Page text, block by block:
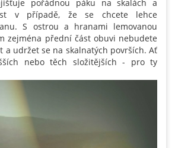
pořádnou páku na skalách a
v případě, že se chcete lehce
S ostrou a hranami lemovanou
zejména přední část obuvi nebudete
udržet se na skalnatých površích. Ať
nebo těch složitějších - pro ty